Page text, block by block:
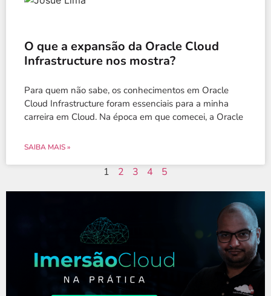
O que a expansão da Oracle Cloud
Infrastructure nos mostra?
Para quem não sabe, os conhecimentos em Oracle
Cloud Infrastructure foram essenciais para a minha
carreira em Cloud. Na época em que comecei, a Oracle
SAIBA MAIS »
1 2 3 4 5